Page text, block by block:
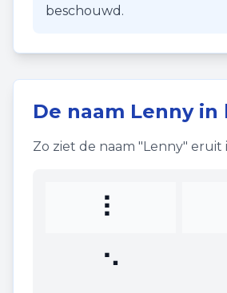
beschouwd.
De naam Lennyin
Zo ziet de naam "Lenny" eruit
⠇
⠑